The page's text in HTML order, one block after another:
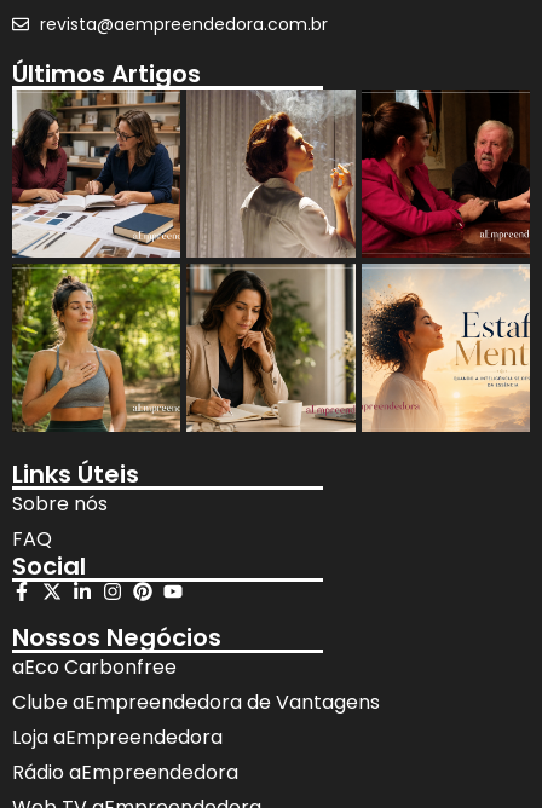
revista@aempreendedora.com.br
Últimos Artigos
Links Úteis
Sobre nós
FAQ
Social
Nossos Negócios
aEco Carbonfree
Clube aEmpreendedora de Vantagens
Loja aEmpreendedora
Rádio aEmpreendedora